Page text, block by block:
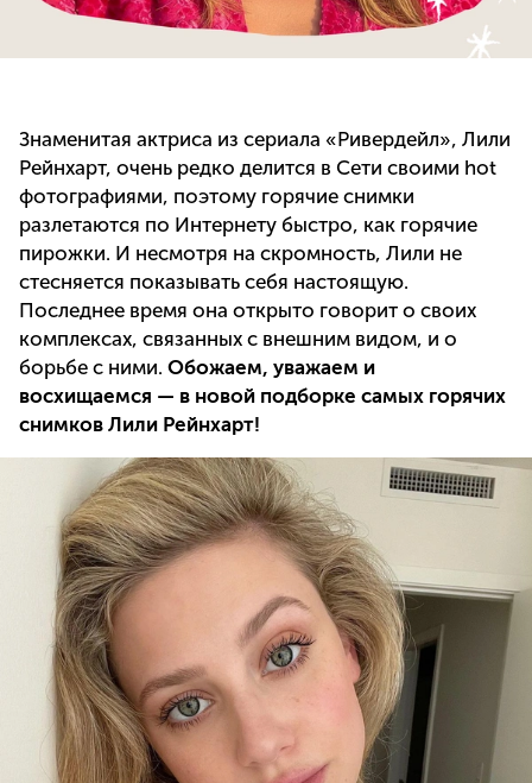
Знаменитая актриса из сериала «Ривердейл», Лили
Рейнхарт, очень редко делится в Сети своими hot
фотографиями, поэтому горячие снимки
разлетаются по Интернету быстро, как горячие
пирожки. И несмотря на скромность, Лили не
стесняется показывать себя настоящую.
Последнее время она открыто говорит о своих
комплексах, связанных с внешним видом, и о
борьбе с ними. Обожаем, уважаем и
восхищаемся — в новой подборке самых горячих
снимков Лили Рейнхарт!